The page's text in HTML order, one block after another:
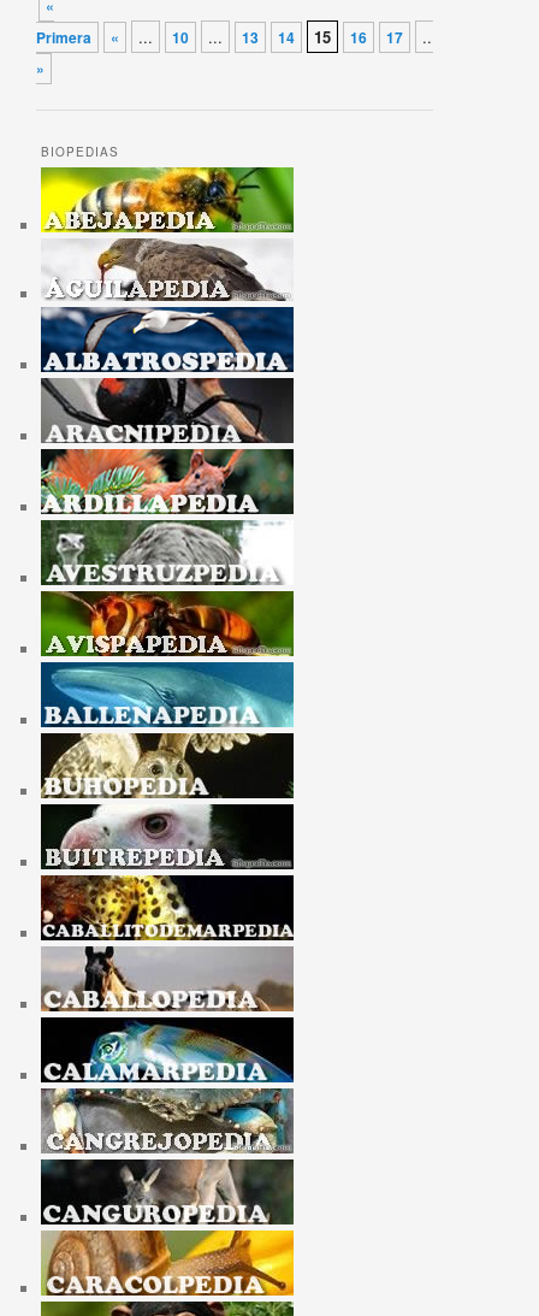
«
Primera
« ... 10 ... 13 14 15 16 17 ...
»
BIOPEDIAS